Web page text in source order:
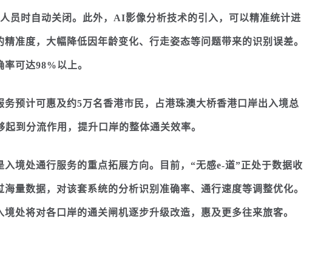
员时自动关闭。此外，AI影像分析技术的引入，可以精准统计进
准度，大幅降低因年龄变化、行走姿态等问题带来的识别误差。
可达98%以上。
计可惠及约5万名香港市民，占港珠澳大桥香港口岸出入境总
到分流作用，提升口岸的整体通关效率。
处通行服务的重点拓展方向。目前，“无感e-道”正处于数据收
量数据，对该套系统的分析识别准确率、通行速度等调整优化。
处将对各口岸的通关闸机逐步升级改造，惠及更多往来旅客。